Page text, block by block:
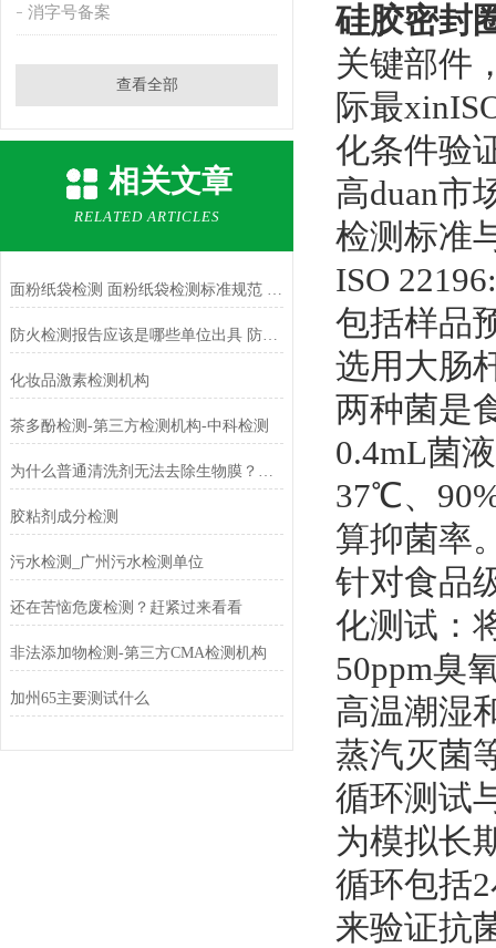
消字号备案
查看全部
相关文章
RELATED ARTICLES
面粉纸袋检测 面粉纸袋检测标准规范 第三方检测机构 中科检测
防火检测报告应该是哪些单位出具 防火检测标准
化妆品激素检测机构
茶多酚检测-第三方检测机构-中科检测
为什么普通清洗剂无法去除生物膜？酶制剂的关键作用
胶粘剂成分检测
污水检测_广州污水检测单位
还在苦恼危废检测？赶紧过来看看
非法添加物检测-第三方CMA检测机构
加州65主要测试什么
硅胶密封
关键部件
际最
化条件验
高duan市
检测标准
ISO
包括样品
选用大肠
两种菌是
0.4mL菌
37℃、
算抑菌率
针对食品
化测试：
50ppm臭
高温潮湿
蒸汽灭菌
循环测试
为模拟长
循环包括
来验证抗